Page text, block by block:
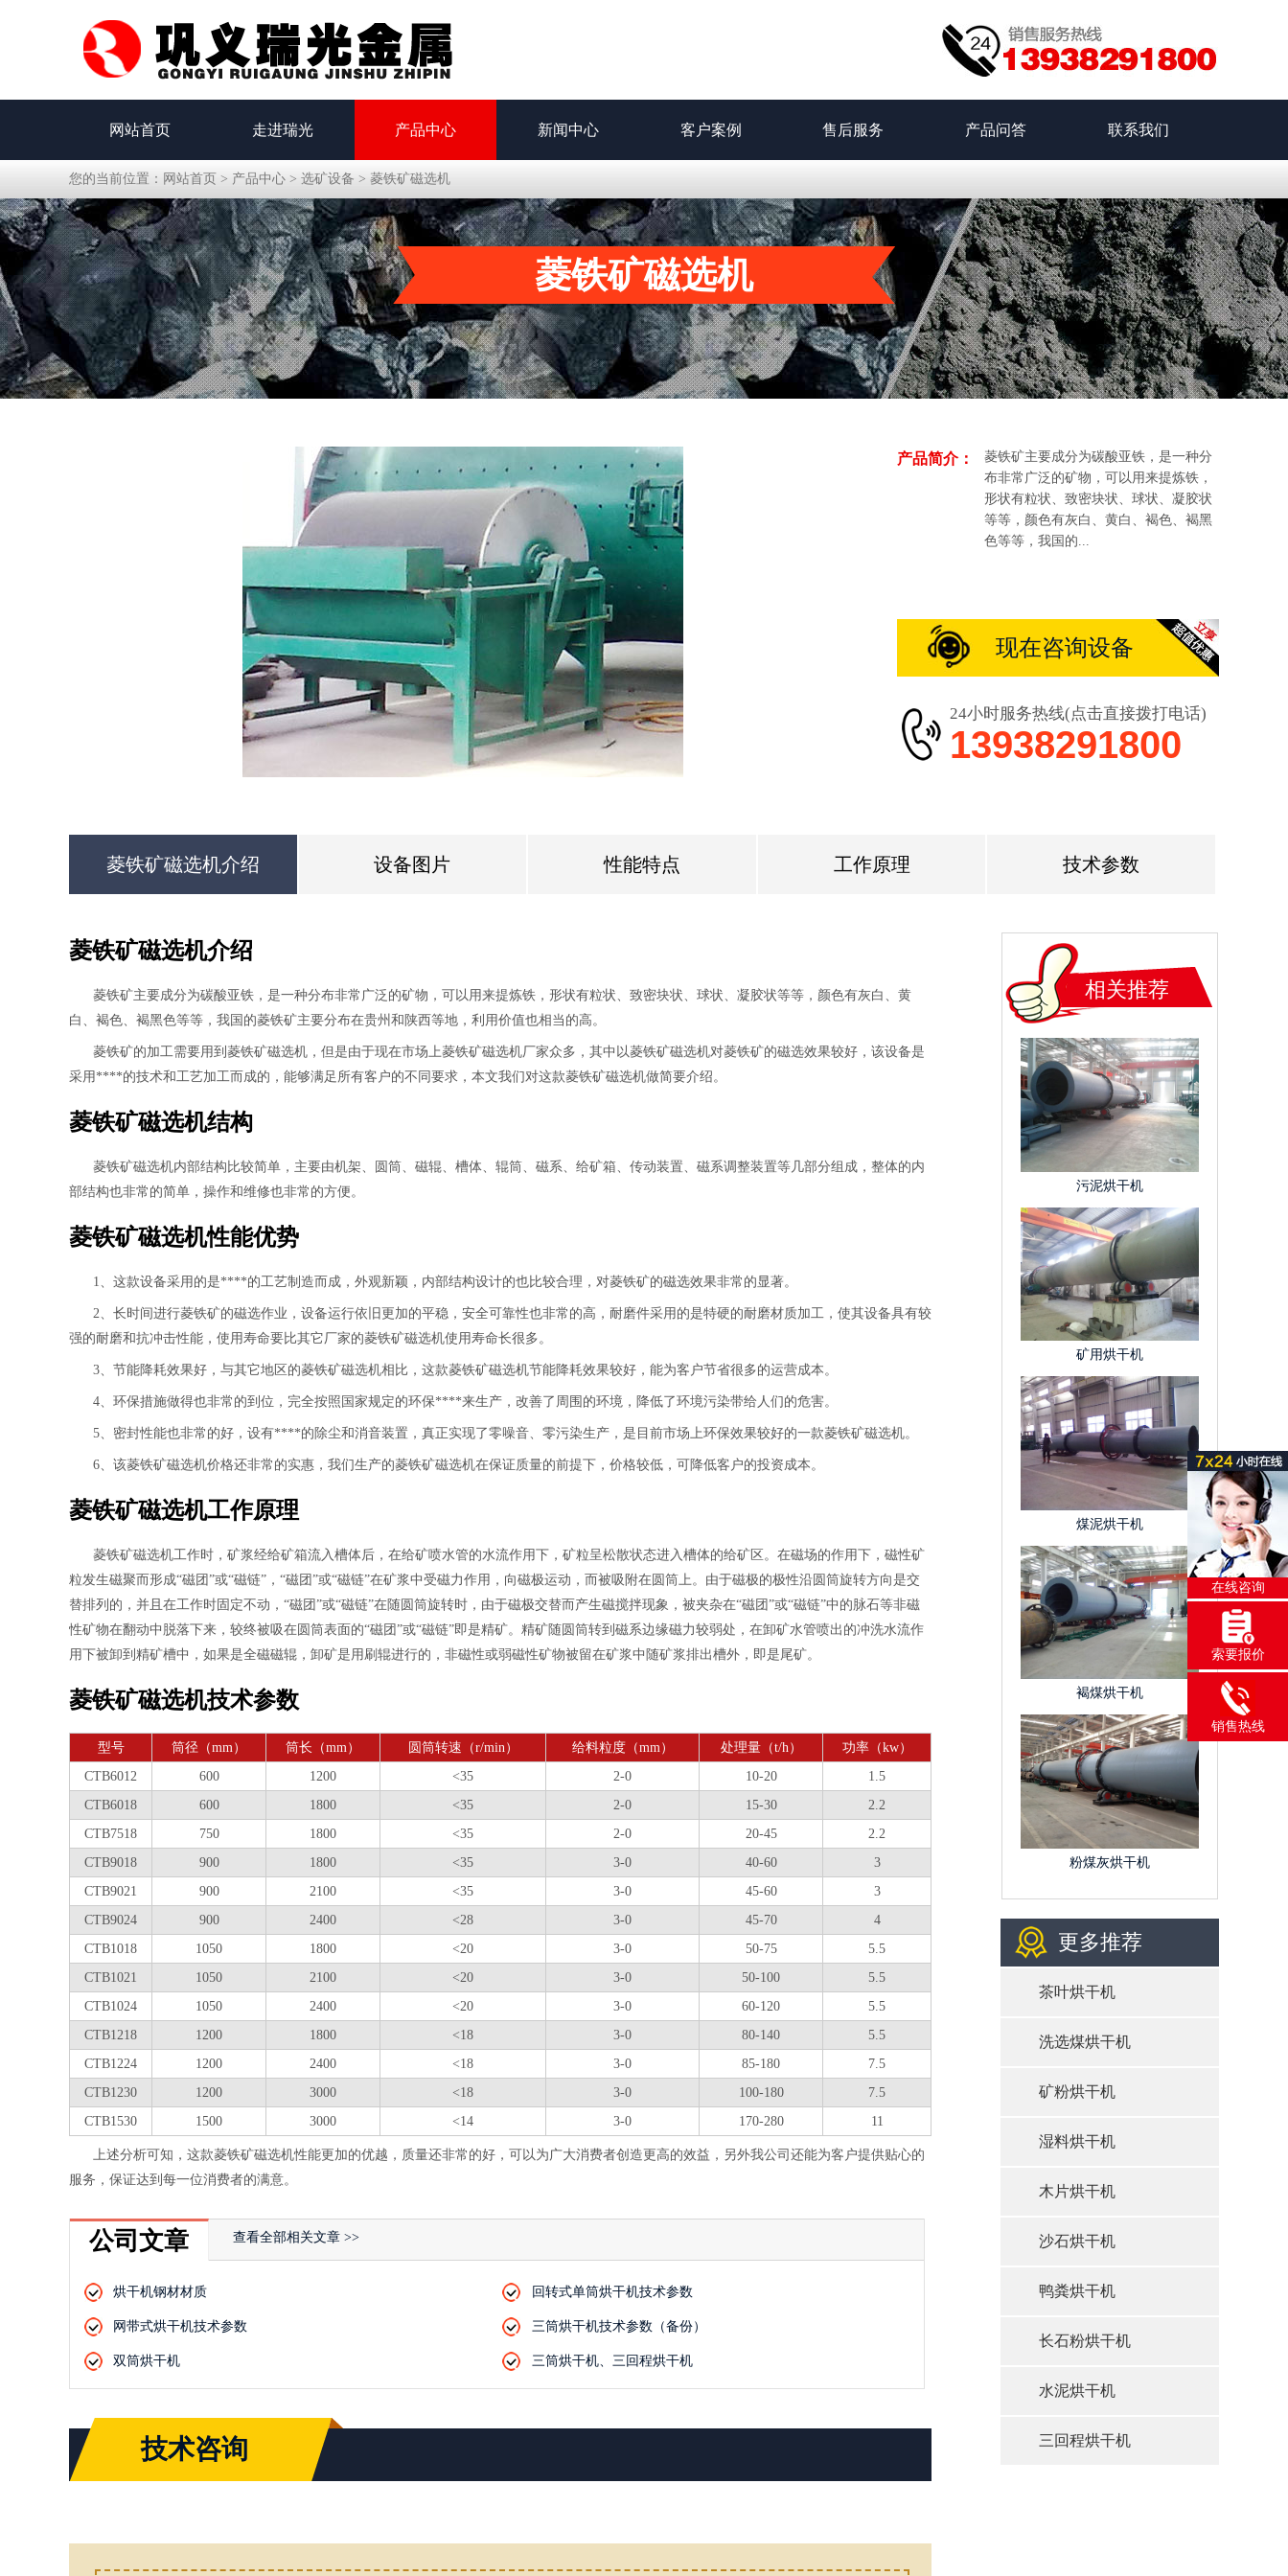
网站首页 走进瑞光 产品中心 新闻中心 客户案例 售后服务 产品问答 联系我们
您的当前位置： 网站首页 > 产品中心 > 选矿设备 > 菱铁矿磁选机
菱铁矿磁选机
产品简介：
菱铁矿主要成分为碳酸亚铁，是一种分
布非常广泛的矿物，可以用来提炼铁，
形状有粒状、致密块状、球状、凝胶状
等等，颜色有灰白、黄白、褐色、褐黑
色等等，我国的...
现在咨询设备
24小时服务热线(点击直接拨打电话)
13938291800
菱铁矿磁选机介绍 设备图片 性能特点 工作原理 技术参数
菱铁矿磁选机介绍
菱铁矿主要成分为碳酸亚铁，是一种分布非常广泛的矿物，可以用来提炼铁，形状有粒状、致密块状、球状、凝胶状等等，颜色有灰白、黄
白、褐色、褐黑色等等，我国的菱铁矿主要分布在贵州和陕西等地，利用价值也相当的高。
菱铁矿的加工需要用到菱铁矿磁选机，但是由于现在市场上菱铁矿磁选机厂家众多，其中以菱铁矿磁选机对菱铁矿的磁选效果较好，该设备是
采用****的技术和工艺加工而成的，能够满足所有客户的不同要求，本文我们对这款菱铁矿磁选机做简要介绍。
菱铁矿磁选机结构
菱铁矿磁选机内部结构比较简单，主要由机架、圆筒、磁辊、槽体、辊筒、磁系、给矿箱、传动装置、磁系调整装置等几部分组成，整体的内
部结构也非常的简单，操作和维修也非常的方便。
菱铁矿磁选机性能优势
1、这款设备采用的是****的工艺制造而成，外观新颖，内部结构设计的也比较合理，对菱铁矿的磁选效果非常的显著。
2、长时间进行菱铁矿的磁选作业，设备运行依旧更加的平稳，安全可靠性也非常的高，耐磨件采用的是特硬的耐磨材质加工，使其设备具有较
强的耐磨和抗冲击性能，使用寿命要比其它厂家的菱铁矿磁选机使用寿命长很多。
3、节能降耗效果好，与其它地区的菱铁矿磁选机相比，这款菱铁矿磁选机节能降耗效果较好，能为客户节省很多的运营成本。
4、环保措施做得也非常的到位，完全按照国家规定的环保****来生产，改善了周围的环境，降低了环境污染带给人们的危害。
5、密封性能也非常的好，设有****的除尘和消音装置，真正实现了零噪音、零污染生产，是目前市场上环保效果较好的一款菱铁矿磁选机。
6、该菱铁矿磁选机价格还非常的实惠，我们生产的菱铁矿磁选机在保证质量的前提下，价格较低，可降低客户的投资成本。
菱铁矿磁选机工作原理
菱铁矿磁选机工作时，矿浆经给矿箱流入槽体后，在给矿喷水管的水流作用下，矿粒呈松散状态进入槽体的给矿区。在磁场的作用下，磁性矿
粒发生磁聚而形成“磁团”或“磁链”，“磁团”或“磁链”在矿浆中受磁力作用，向磁极运动，而被吸附在圆筒上。由于磁极的极性沿圆筒旋转方向是交
替排列的，并且在工作时固定不动，“磁团”或“磁链”在随圆筒旋转时，由于磁极交替而产生磁搅拌现象，被夹杂在“磁团”或“磁链”中的脉石等非磁
性矿物在翻动中脱落下来，较终被吸在圆筒表面的“磁团”或“磁链”即是精矿。精矿随圆筒转到磁系边缘磁力较弱处，在卸矿水管喷出的冲洗水流作
用下被卸到精矿槽中，如果是全磁磁辊，卸矿是用刷辊进行的，非磁性或弱磁性矿物被留在矿浆中随矿浆排出槽外，即是尾矿。
菱铁矿磁选机技术参数
型号 筒径（mm） 筒长（mm） 圆筒转速（r/min） 给料粒度（mm） 处理量（t/h）
功率（kw）
CTB6012
600 1200 <35 2-0 10-20
1.5
CTB6018
600 1800 <35 2-0 15-30
2.2
CTB7518
750 1800 <35 2-0 20-45
2.2
CTB9018
900 1800 <35 3-0 40-60
3
CTB9021
900 2100 <35 3-0 45-60
3
CTB9024
900 2400 <28 3-0 45-70
4
CTB1018
1050 1800 <20 3-0 50-75
5.5
CTB1021
1050 2100 <20 3-0 50-100
5.5
CTB1024
1050 2400 <20 3-0 60-120
5.5
CTB1218
1200 1800 <18 3-0 80-140
5.5
CTB1224
1200 2400 <18 3-0 85-180
7.5
CTB1230
1200 3000 <18 3-0 100-180
7.5
CTB1530
1500 3000 <14 3-0 170-280 11
上述分析可知，这款菱铁矿磁选机性能更加的优越，质量还非常的好，可以为广大消费者创造更高的效益，另外我公司还能为客户提供贴心的
服务，保证达到每一位消费者的满意。
公司文章
烘干机钢材材质 回转式单筒烘干机技术参数
网带式烘干机技术参数 三筒烘干机技术参数（备份）
双筒烘干机 三筒烘干机、三回程烘干机
查看全部相关文章 >>
技术咨询
相关推荐
污泥烘干机
矿用烘干机
煤泥烘干机
褐煤烘干机
粉煤灰烘干机
更多推荐
茶叶烘干机
洗选煤烘干机
矿粉烘干机
湿料烘干机
木片烘干机
沙石烘干机
鸭粪烘干机
长石粉烘干机
水泥烘干机
三回程烘干机
在线咨询
索要报价
销售热线